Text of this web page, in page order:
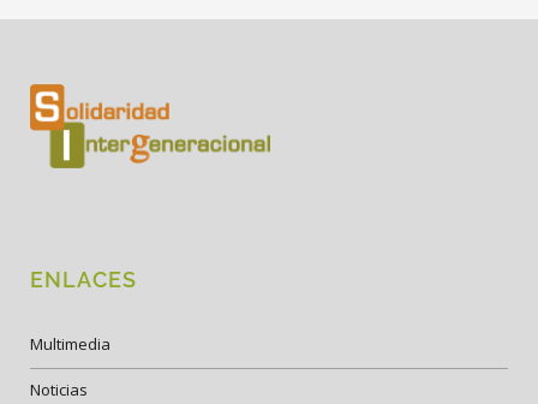
ENLACES
Multimedia
Noticias